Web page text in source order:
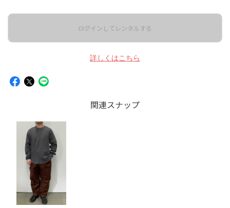
ログインしてレンタルする
詳しくはこちら
関連スナップ